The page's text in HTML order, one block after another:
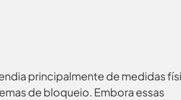
principalmente de medidas
de bloqueio. Embora essas